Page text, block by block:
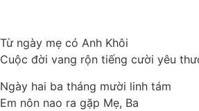
Từ ngày mẹ có Anh Khôi
Cuộc đời vang rộn tiếng cười yêu
Ngày hai ba tháng mười linh tám
Em nôn nao ra gặp Mẹ, Ba